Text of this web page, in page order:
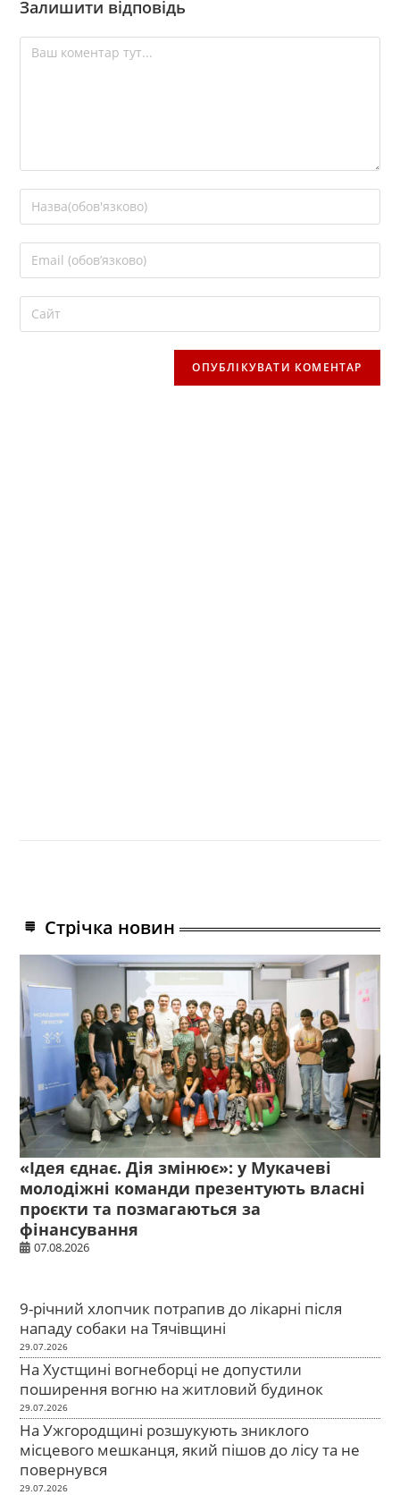
Залишити відповідь
Стрічка новин
«Ідея єднає. Дія змінює»: у Мукачеві
молодіжні команди презентують власні
проєкти та позмагаються за
фінансування
07.08.2026
9-річний хлопчик потрапив до лікарні після
нападу собаки на Тячівщині
29.07.2026
На Хустщині вогнеборці не допустили
поширення вогню на житловий будинок
29.07.2026
На Ужгородщині розшукують зниклого
місцевого мешканця, який пішов до лісу та не
повернувся
29.07.2026